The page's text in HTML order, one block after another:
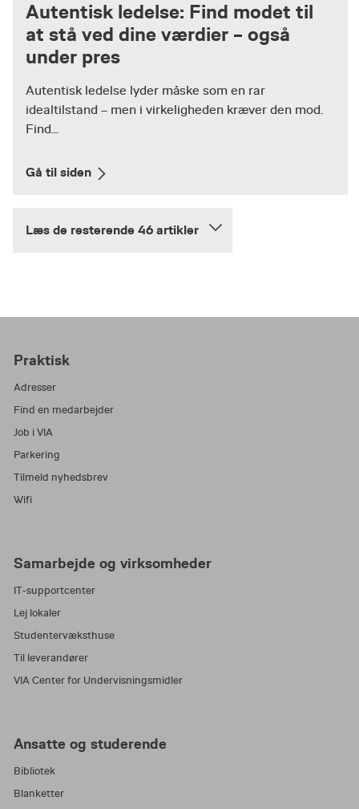
Autentisk ledelse: Find modet til
at stå ved dine værdier – også
under pres
Autentisk ledelse lyder måske som en rar
idealtilstand – men i virkeligheden kræver den mod.
Find...
Gå til siden
Læs de resterende 46 artikler
Praktisk
Adresser
Find en medarbejder
Job i VIA
Parkering
Tilmeld nyhedsbrev
Wifi
Samarbejde og virksomheder
IT-supportcenter
Lej lokaler
Studentervæksthuse
Til leverandører
VIA Center for Undervisningsmidler
Ansatte og studerende
Bibliotek
Blanketter